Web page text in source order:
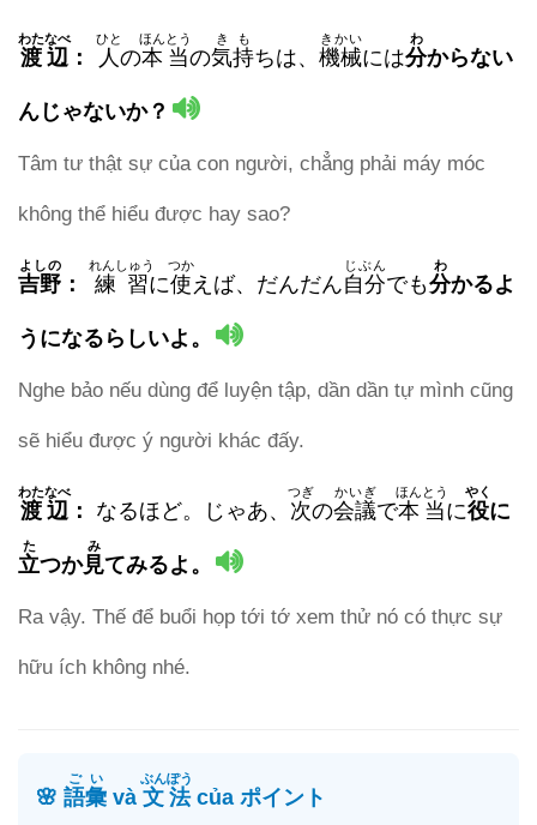
渡辺
わたなべ
： 人
ひと
の本当
ほんとう
の気持
きも
ちは、 機械
きかい
には分
わ
からない
んじゃないか？
Tâm tư thật sự của con người, chẳng phải máy móc
không thể hiểu được hay sao?
吉野
よしの
： 練習
れんしゅう
に使
つか
えば、だんだん自分
じぶん
でも分
わ
かるよ
うになる らしいよ。
Nghe bảo nếu dùng để luyện tập, dần dần tự mình cũng
sẽ hiểu được ý người khác đấy.
渡辺
わたなべ
： なるほど。じゃあ、 次
つぎ
の会議
かいぎ
で本当
ほんとう
に役
やく
に
立
た
つか見
み
てみるよ。
Ra vậy. Thế để buổi họp tới tớ xem thử nó có thực sự
hữu ích không nhé.
🌸 語彙
ごい
và 文法
ぶんぽう
của ポイント